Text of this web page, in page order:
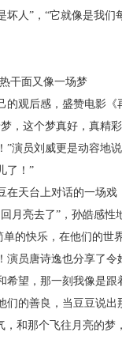
人”，“它就像是我
干面又像一场梦
的观后感，盛赞电影
，这个梦真好，真精
演员刘威更是动容地
了！”
在天台上对话的一场
月亮去了”，孙皓感
的快乐，在他们的
演员唐诗逸也分享了
望，那一刻我像是跟
的善良，当豆豆说
，和那个飞往月亮的